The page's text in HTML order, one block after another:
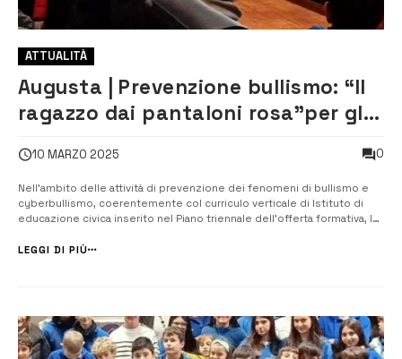
ATTUALITÀ
Augusta | Prevenzione bullismo: “Il
ragazzo dai pantaloni rosa”per gli
10 MARZO 2025 0
Nell’ambito delle attività di prevenzione dei fenomeni di bullismo e
cyberbullismo, coerentemente col curriculo verticale di Istituto di
educazione civica inserito nel Piano triennale dell’offerta formativa, lo
primo grado del 2° Istituto comprensivo “Orso Mario C...
LEGGI DI PIÙ